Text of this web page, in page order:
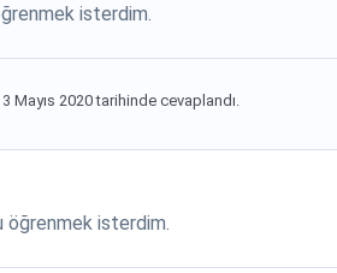
isterdim.
3 Mayıs 2020 tarihinde cevaplandı.
öğrenmek isterdim.